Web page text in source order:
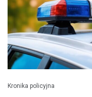
Kronika policyjna